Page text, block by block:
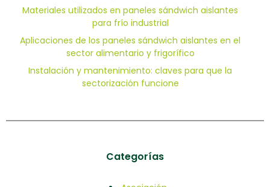
Materiales utilizados en paneles sándwich aislantes
para frío industrial
Aplicaciones de los paneles sándwich aislantes en el
sector alimentario y frigorífico
Instalación y mantenimiento: claves para que la
sectorización funcione
Categorías